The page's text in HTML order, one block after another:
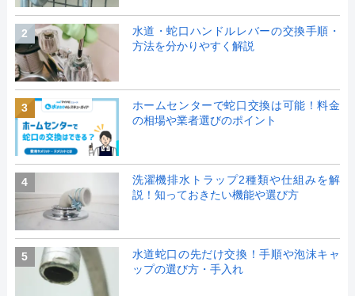
2
水道・蛇口ハンドルレバーの交換手順・
方法を分かりやすく解説
3
ホームセンターで蛇口交換は可能！料金
の相場や業者選びのポイント
4
洗濯機排水トラップ2種類や仕組みを解
説！知っておきたい機能や選び方
5
水道蛇口の先だけ交換！手順や泡沫キャ
ップの選び方・手入れ